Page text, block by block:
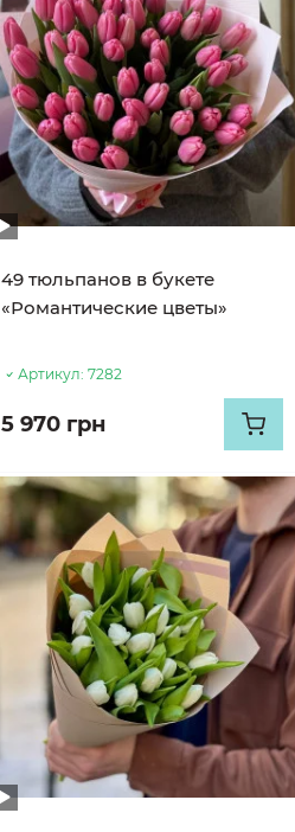
49 тюльпанов в букете
«Романтические цветы»
Артикул: 7282
5 970 грн